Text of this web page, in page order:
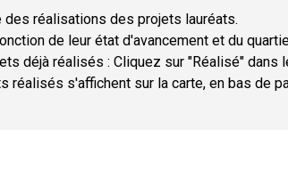
réalisations des projets lauréats.
de leur état d'avancement et du
déjà réalisés : Cliquez sur "Réalisé" dans
s'affichent sur la carte, en bas de